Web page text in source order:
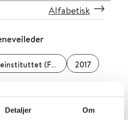
Detaljer Om
Alfabetisk
Folkehelseinstituttet (FHI) 2017